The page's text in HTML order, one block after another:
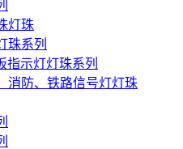
灯珠
珠系列
指示灯灯珠系列
消防、铁路信号灯灯珠